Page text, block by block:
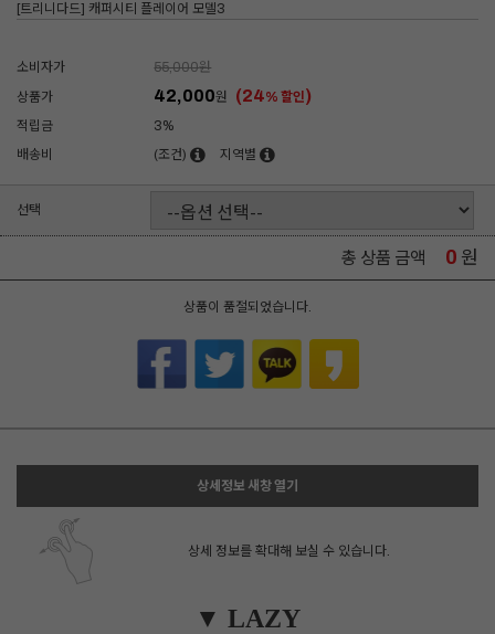
[트리니다드] 캐퍼시티 플레이어 모델3
소비자가 55,000원
상품가
42,000원 (24% 할인)
적립금
3%
배송비
(조건) 지역별
선택
총 상품 금액 0 원
상품이 품절되었습니다.
상세정보 새창 열기
상세 정보를 확대해 보실 수 있습니다.
▼ LAZY